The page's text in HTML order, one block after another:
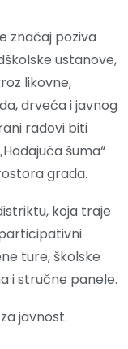
značaj poziva
ustanove,
likovne,
drveća i javnog
radovi biti
šuma“
grada.
koja traje
ture, školske
i stručne panele.
javnost.